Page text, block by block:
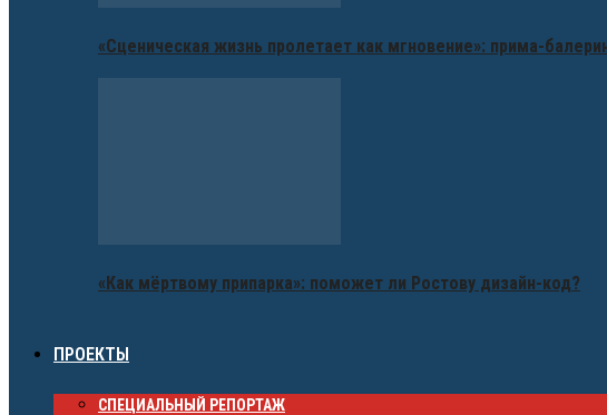
«Сценическая жизнь пролетает как мгновение»: прима-
«Как мёртвому припарка»: поможет ли Ростову дизайн-код?
ПРОЕКТЫ
СПЕЦИАЛЬНЫЙ РЕПОРТАЖ